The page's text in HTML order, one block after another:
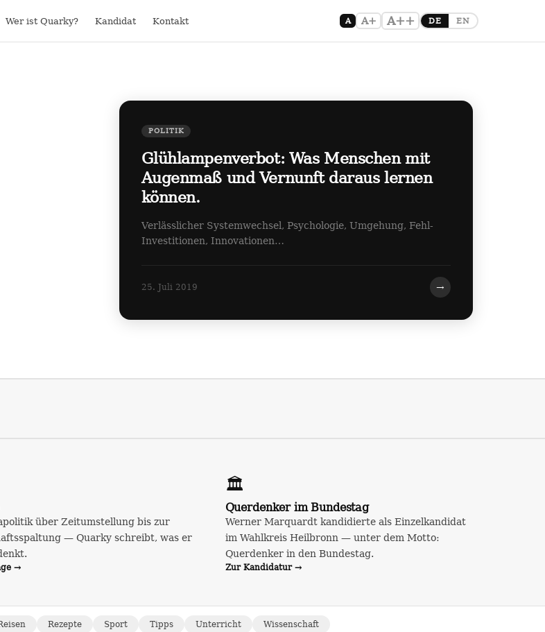
Wer ist Quarky? Kandidat Kontakt A A+ A++ DE EN
POLITIK
Glühlampenverbot: Was Menschen mit
Augenmaß und Vernunft daraus lernen
können.
Verlässlicher Systemwechsel, Psychologie, Umgehung, Fehl-
Investitionen, Innovationen…
25. Juli 2019 →
über Zeitumstellung bis zur
— Quarky schreibt, was er
→
🏛️
Querdenker im Bundestag
Werner Marquardt kandidierte als Einzelkandidat
im Wahlkreis Heilbronn — unter dem Motto:
Querdenker in den Bundestag.
Zur Kandidatur →
Rezepte Sport Tipps Unterricht Wissenschaft